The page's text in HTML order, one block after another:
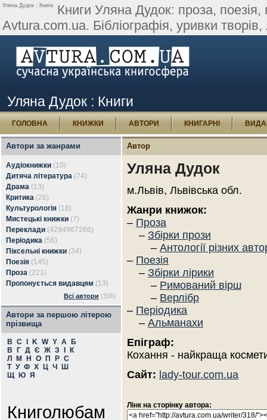
Уляна Дудок : Книги. Книги Уляна Дудок: проза, поезія,
Avtura.com.ua. Бібліографія, уривки творів,
Уляна Дудок : Книги
ГОЛОВНА КНИЖКИ АВТОРИ КНИГАРНІ
Автори за жанрами
Аудіокнижки (10)
Дитяча література (74)
Драма (13)
Критика (26)
Культурологія (18)
Мистецькі книжки (7)
Переклади (4294967266)
Періодика (56)
Піксельні книжки (34)
Поезія (145)
Проза (221)
Пропонується видавцям (13)
Всі автори (336)
Автори за першою літерою
прізвища
B C K W Y А
Б
В
Г Д Є Ж З
К
Л
М Н О П Р С
Т У Ф Х Ц Ч
Ш
Щ
Ю Я
Книголюбам
Автор
Уляна Дудок
м.Львів, Львівська обл.
Жанри книжок:
– Проза
– Збірки прози
– Антології різних
– Поезія
– Збірки лірики
– Римований вірш
– Верлібр
– Періодика
– Альманахи
Епіграф:
Кохання - найкраща
Сайт: lady-tour.com.ua
Лінк на сторінку автора: